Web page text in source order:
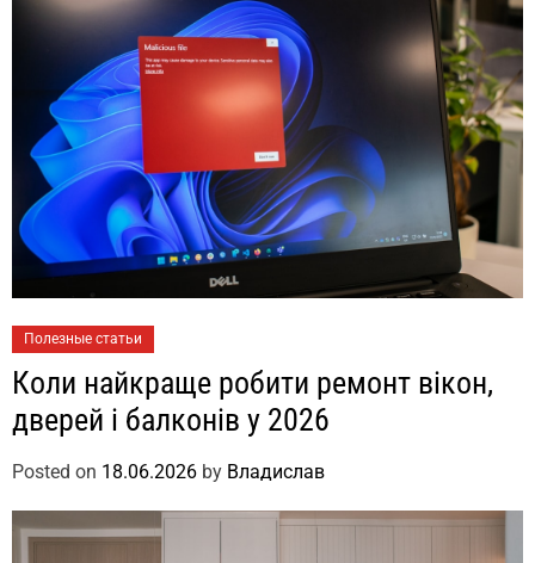
Полезные статьи
Коли найкраще робити ремонт вікон,
дверей і балконів у 2026
Posted on 18.06.2026 by Владислав